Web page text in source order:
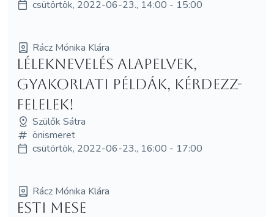
csütörtök, 2022-06-23., 14:00 - 15:00
Rácz Mónika Klára
Léleknevelés alapelvek,
gyakorlati példák, kérdezz-
felelek!
Szülők Sátra
önismeret
csütörtök, 2022-06-23., 16:00 - 17:00
Rácz Mónika Klára
Esti mese